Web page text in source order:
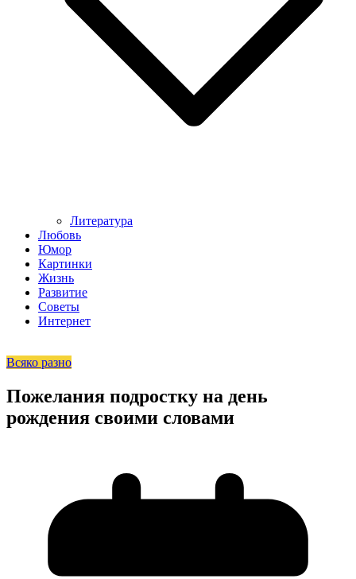
Литература
Любовь
Юмор
Картинки
Жизнь
Развитие
Советы
Интернет
Всяко разно
Пожелания подростку на день
рождения своими словами